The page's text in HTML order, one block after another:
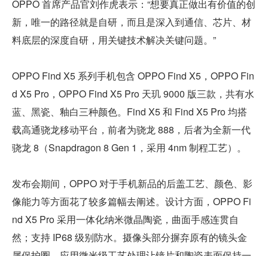
OPPO 首席产品官刘作虎表示：“想要真正做出有价值的创
新，唯一的路径就是自研，而且是深入到通信、芯片、材
料底层的深度自研，用关键技术解决关键问题。”
OPPO Find X5 系列手机包含 OPPO Find X5，OPPO Fin
d X5 Pro，OPPO Find X5 Pro 天玑 9000 版三款，共有水
蓝、黑瓷、釉白三种颜色。Find X5 和 Find X5 Pro 均搭
载高通骁龙移动平台，前者为骁龙 888，后者为全新一代
骁龙 8（Snapdragon 8 Gen 1，采用 4nm 制程工艺）。
发布会期间，OPPO 对于手机新品的后盖工艺、颜色、影
像能力等方面花了较多篇幅去阐述。设计方面，OPPO Fi
nd X5 Pro 采用一体化纳米微晶陶瓷，曲面手感连贯自
然；支持 IP68 级别防水。摄像头部分摒弃原有的镜头金